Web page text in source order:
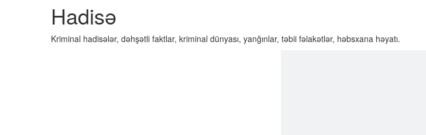
Hadisə
Kriminal hadisələr, dəhşətli faktlar, kriminal dünyası, yanğınlar, təbii fəlakətlər, həbsxana həyatı.